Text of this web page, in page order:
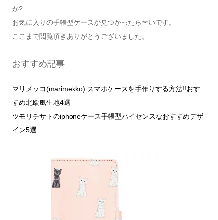
か?
お気に入りの手帳型ケースが見つかったら幸いです。
ここまで閲覧頂きありがとうございました。
おすすめ記事
マリメッコ(marimekko) スマホケースを手作りする方法!!おす
すめ北欧風生地4選
ツモリチサトのiphoneケース手帳型ハイセンスなおすすめデザ
イン5選